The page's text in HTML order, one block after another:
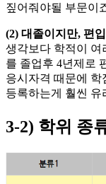
짚어줘야될 부문이
(2) 대졸이지만, 편
생각보다 학적이 여
를 졸업후 4년제로
응시자격 때문에 학
등록하는게 훨씬 유
3-2) 학위 종